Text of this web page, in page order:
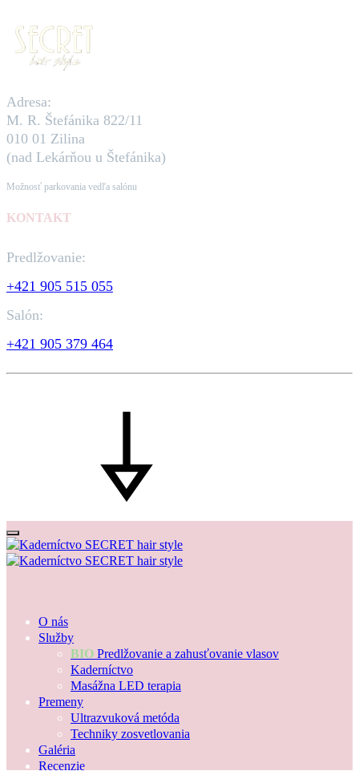
Adresa:
M. R. Štefánika 822/11
010 01 Zilina
(nad Lekárňou u Štefánika)
Možnosť parkovania vedľa salónu
KONTAKT
Predlžovanie:
+421 905 515 055
Salón:
+421 905 379 464
O nás
Služby
BIO Predlžovanie a zahusťovanie vlasov
Kaderníctvo
Masážna LED terapia
Premeny
Ultrazvuková metóda
Techniky zosvetlovania
Galéria
Recenzie